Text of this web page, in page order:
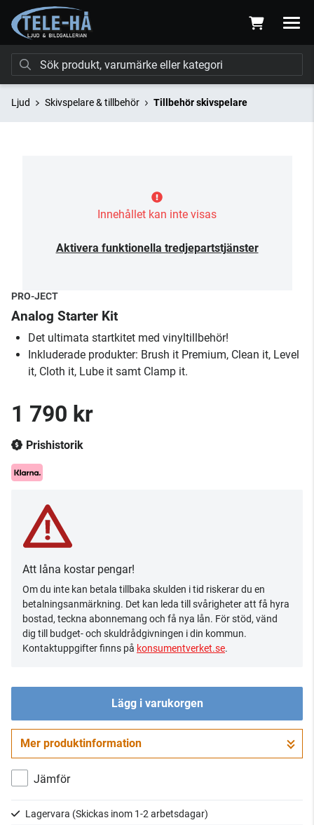
Ljud Skivspelare & tillbehör Tillbehör skivspelare
Innehållet kan inte visas
Aktivera funktionella tredjepartstjänster
PRO-JECT
Analog Starter Kit
Det ultimata startkitet med vinyltillbehör!
Inkluderade produkter: Brush it Premium, Clean it, Level
it, Cloth it, Lube it samt Clamp it.
1 790 kr
Prishistorik
Att låna kostar pengar!
Om du inte kan betala tillbaka skulden i tid riskerar du en
betalningsanmärkning. Det kan leda till svårigheter att få hyra
bostad, teckna abonnemang och få nya lån. För stöd, vänd
dig till budget- och skuldrådgivningen i din kommun.
Kontaktuppgifter finns på konsumentverket.se.
Lägg i varukorgen
Gå till kassan
Mer produktinformation
Jämför
Lagervara (Skickas inom 1-2 arbetsdagar)